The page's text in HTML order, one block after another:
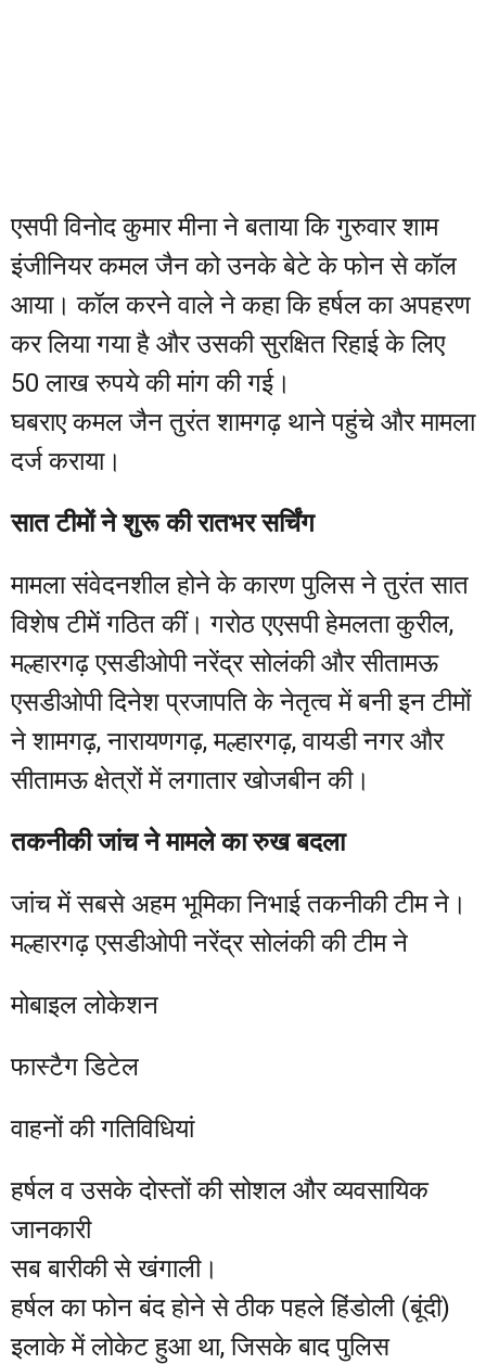
एसपी विनोद कुमार मीना ने बताया कि गुरुवार शाम
इंजीनियर कमल जैन को उनके बेटे के फोन से कॉल
आया। कॉल करने वाले ने कहा कि हर्षल का अपहरण
कर लिया गया है और उसकी सुरक्षित रिहाई के लिए
50 लाख रुपये की मांग की गई।
घबराए कमल जैन तुरंत शामगढ़ थाने पहुंचे और मामला
दर्ज कराया।
सात टीमों ने शुरू की रातभर सर्चिंग
मामला संवेदनशील होने के कारण पुलिस ने तुरंत सात
विशेष टीमें गठित कीं। गरोठ एएसपी हेमलता कुरील,
मल्हारगढ़ एसडीओपी नरेंद्र सोलंकी और सीतामऊ
एसडीओपी दिनेश प्रजापति के नेतृत्व में बनी इन टीमों
ने शामगढ़, नारायणगढ़, मल्हारगढ़, वायडी नगर और
सीतामऊ क्षेत्रों में लगातार खोजबीन की।
तकनीकी जांच ने मामले का रुख बदला
जांच में सबसे अहम भूमिका निभाई तकनीकी टीम ने।
मल्हारगढ़ एसडीओपी नरेंद्र सोलंकी की टीम ने
मोबाइल लोकेशन
फास्टैग डिटेल
वाहनों की गतिविधियां
हर्षल व उसके दोस्तों की सोशल और व्यवसायिक
जानकारी
सब बारीकी से खंगाली।
हर्षल का फोन बंद होने से ठीक पहले हिंडोली (बूंदी)
इलाके में लोकेट हुआ था, जिसके बाद पुलिस